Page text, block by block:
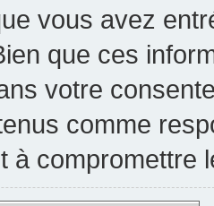
vous avez
que ces
votre
comme
à compromettre